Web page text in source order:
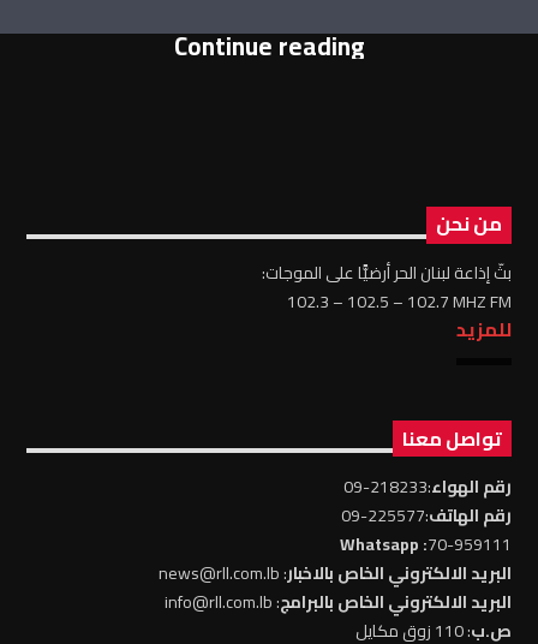
Continue reading
من نحن
بثّ إذاعة لبنان الحر أرضيًّا على الموجات:
102.3 – 102.5 – 102.7 MHZ FM
للمزيد
تواصل معنا
رقم الهواء:218233-09
رقم الهاتف:225577-09
70-959111
: Whatsapp
البريد الالكتروني الخاص بالاخبار: news@rll.com.lb
البريد الالكتروني الخاص بالبرامج: info@rll.com.lb
ص.ب: 110 زوق مكايل